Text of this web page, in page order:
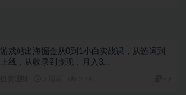
游戏站出海掘金从0到1小白实战课，从选词到
上线，从收录到变现，月入3…